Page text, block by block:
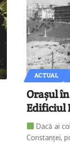
ACTUAL
Orașul
Edificiul
Dacă ai
Constanței,